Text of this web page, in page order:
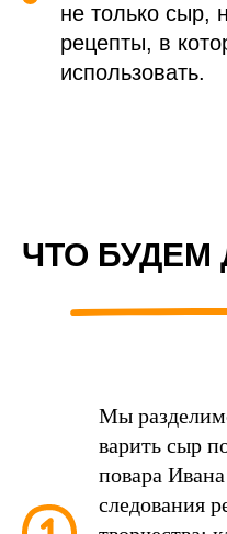
не только сыр,
рецепты, в
использовать.
ЧТО БУДЕМ
Мы
варить сыр
повара
следования